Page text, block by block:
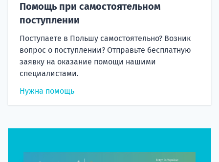
Помощь при самостоятельном
поступлении
Поступаете в Польшу самостоятельно? Возник
вопрос о поступлении? Отправьте бесплатную
заявку на оказание помощи нашими
специалистами.
Нужна помощь